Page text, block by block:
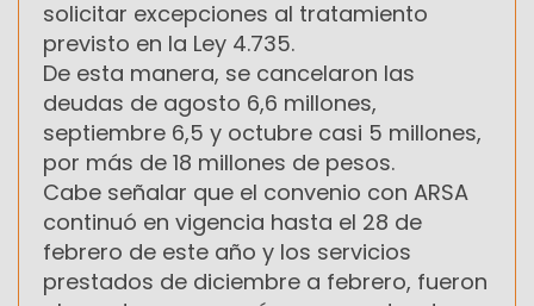
solicitar excepciones al tratamiento
previsto en la Ley 4.735.
De esta manera, se cancelaron las
deudas de agosto 6,6 millones,
septiembre 6,5 y octubre casi 5 millones,
por más de 18 millones de pesos.
Cabe señalar que el convenio con ARSA
continuó en vigencia hasta el 28 de
febrero de este año y los servicios
prestados de diciembre a febrero, fueron